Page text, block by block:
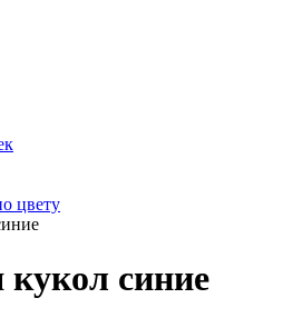
цвету
синие